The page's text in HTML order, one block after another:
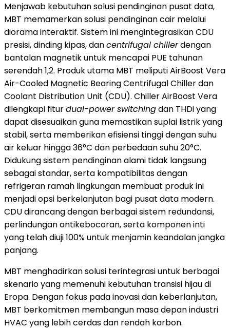
Menjawab kebutuhan solusi pendinginan pusat data,
MBT memamerkan solusi pendinginan cair melalui
diorama interaktif. Sistem ini mengintegrasikan CDU
presisi, dinding kipas, dancentrifugal chillerdengan
bantalan magnetik untuk mencapai PUE tahunan
serendah 1,2. Produk utama MBT meliputi AirBoost Vera
Air-Cooled Magnetic Bearing Centrifugal Chiller dan
Coolant Distribution Unit (CDU). Chiller AirBoost Vera
dilengkapi fiturdual-power switchingdan THDi yang
dapat disesuaikan guna memastikan suplai listrik yang
stabil, serta memberikan efisiensi tinggi dengan suhu
air keluar hingga 36°C dan perbedaan suhu 20°C.
Didukung sistem pendinginan alami tidak langsung
sebagai standar, serta kompatibilitas dengan
refrigeran ramah lingkungan membuat produk ini
menjadi opsi berkelanjutan bagi pusat data modern.
CDU dirancang dengan berbagai sistem redundansi,
perlindungan antikebocoran, serta komponen inti
yang telah diuji 100% untuk menjamin keandalan jangka
panjang.
MBT menghadirkan solusi terintegrasi untuk berbagai
skenario yang memenuhi kebutuhan transisi hijau di
Eropa. Dengan fokus pada inovasi dan keberlanjutan,
MBT berkomitmen membangun masa depan industri
HVAC yang lebih cerdas dan rendah karbon.